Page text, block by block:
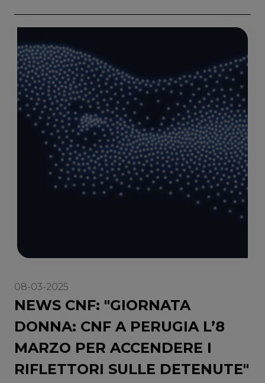
08-03-2025
NEWS CNF: "GIORNATA
DONNA: CNF A PERUGIA L’8
MARZO PER ACCENDERE I
RIFLETTORI SULLE DETENUTE"